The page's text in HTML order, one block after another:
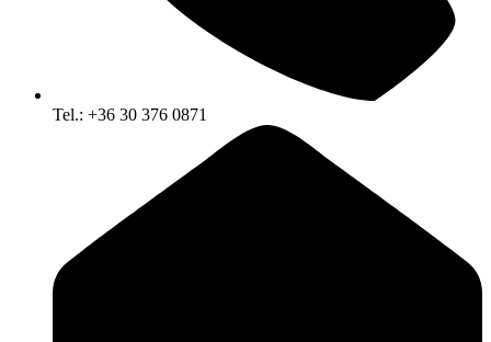
Tel.: +36 30 376 0871